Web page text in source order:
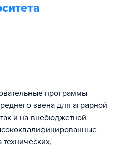
программы
звена для аграрной
и на внебюджетной